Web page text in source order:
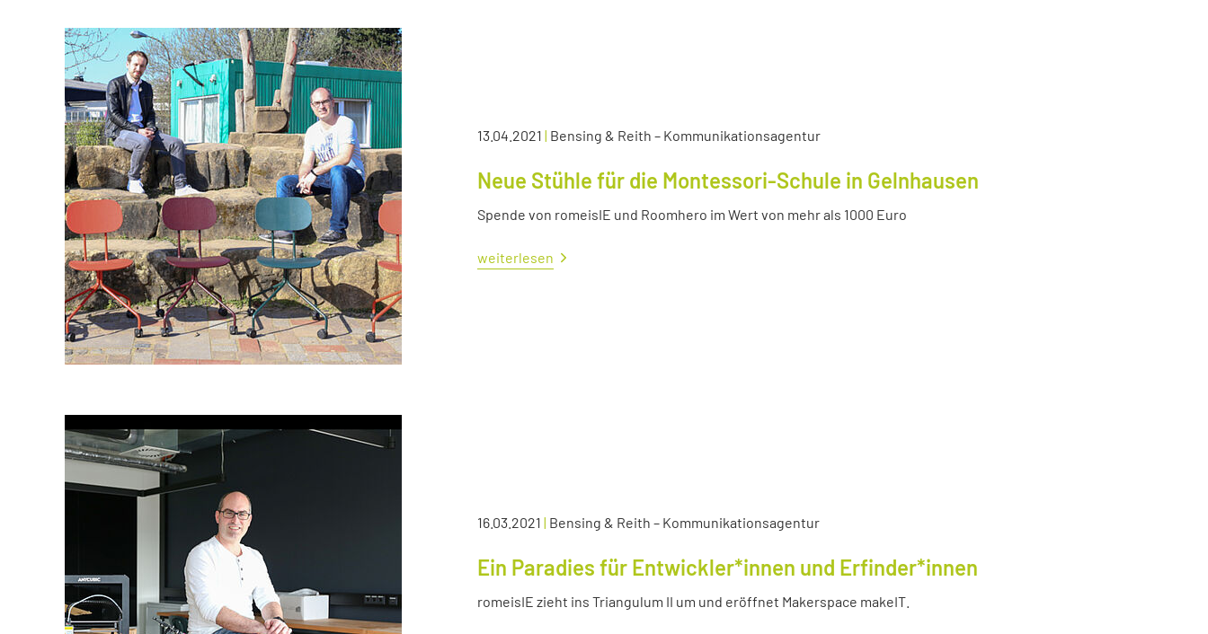
13.04.2021 | Bensing & Reith – Kommunikationsagentur
Neue Stühle für die Montessori-Schule in Gelnhausen
Spende von romeisIE und Roomhero im Wert von mehr als 1000 Euro
weiterlesen
16.03.2021 | Bensing & Reith – Kommunikationsagentur
Ein Paradies für Entwickler*innen und Erfinder*innen
romeisIE zieht ins Triangulum II um und eröffnet Makerspace makeIT.